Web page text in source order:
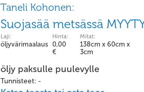
Taneli Kohonen:
Suojasää metsässä
Laji:
öljyvärimaalaus
Hinta:
0,00
€
Mitat:
138cm x 60cm x
3cm
öljy paksulle puulevylle
Tunnisteet: -